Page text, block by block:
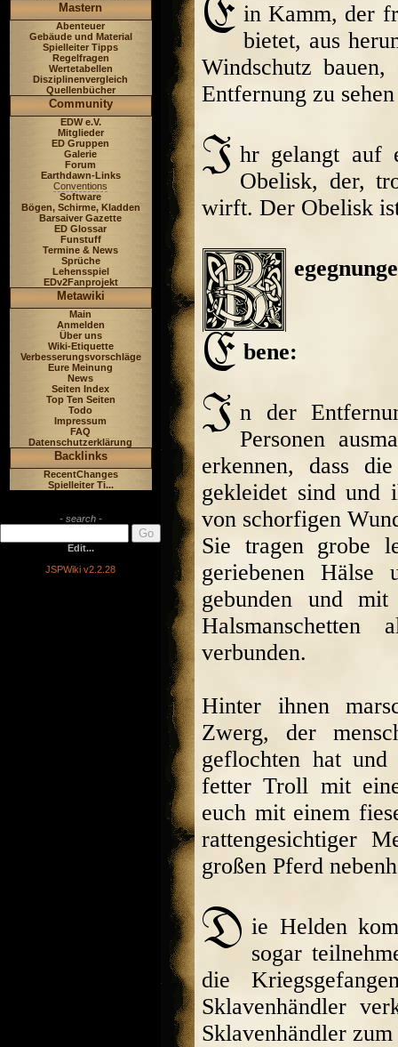
Mastern
Abenteuer
Gebäude und Material
Spielleiter Tipps
Regelfragen
Wertetabellen
Disziplinenvergleich
Quellenbücher
Community
EDW e.V.
Mitglieder
ED Gruppen
Galerie
Forum
Earthdawn-Links
Conventions
Software
Bögen, Schirme, Kladden
Barsaiver Gazette
ED Glossar
Funstuff
Termine & News
Sprüche
Lehensspiel
EDv2Fanprojekt
Metawiki
Main
Anmelden
Über uns
Wiki-Etiquette
Verbesserungsvorschläge
Eure Meinung
News
Seiten Index
Top Ten Seiten
Todo
Impressum
FAQ
Datenschutzerklärung
Backlinks
RecentChanges
Spielleiter Ti...
- search -
Edit...
JSPWiki v2.2.28
in Kamm, der
bietet, aus
Windschutz
Entfernung zu
hr gelangt auf
Obelisk, der,
wirft. Der Obelisk
bene:
n der
Personen
erkennen, dass
gekleidet sind und
von schorfigen
Sie tragen grobe
geriebenen
gebunden und
verbunden.
Hinter ihnen
Zwerg, der
geflochten hat
fetter Troll mit
euch mit einem
rattengesichtiger
großen Pferd
ie Helden
sogar
die
Sklavenhändler
Sklavenhändler